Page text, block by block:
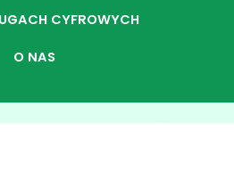
CYFROWYCH
O NAS